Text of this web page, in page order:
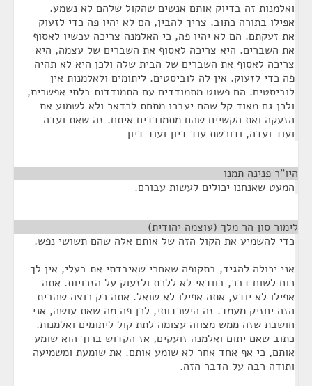
ואלמנות זה בדיוק אותם אנשים שהקול שלהם לא נשמע.
אפילו בתורה כתוב. צריך להבין, הם לא יהיו פה כדי לזעוק
את זעקתם. הם לא יהיו פה, כי האלמנה צריכה עכשיו לאסוף
את השברים. היא צריכה לאסוף את השברים של עצמה, היא
צריכה לאסוף את השברים של הבית שלה ולכן היא לא תהיה
פה כדי לזעוק. אין לה לוביסטים. ליתומים ולאלמנות אין
לוביסטים. הם פשוט מתמודדים עם התמודדות בלתי אפשרית,
ולכן גם מאוד קל שהם יעברו מתחת לרדאר ולא לשמוע את
הזעקה ואת הקשיים שהם מתמודדים איתם. זה שאת ועדה
ועוד ועדה, ודורשת עוד דיון ועוד דיון - - -
היו"ר פנינה תמנו
המעט שאנחנו יכולים לעשות עבורם.
לימור סון הר מלך (עוצמה יהודית)
כדי להשמיע את הקול הזה של אותם אלה שהם תשושי נפש.
אני יכולה להגיד, בתקופה שאחרי שאיבדתי את בעלי, אין לך
כוח לשום דבר, בוודאי לא ללכת ולזעוק על הזכויות. אתה
אפילו לא יודע, אתה אפילו לא שואל. אתה רק רוצה שהבית
הזה יחזיק מעמד. זה הישרדותי, לכן פה מה שאת עושה, אני
חושבת שזה ממש מצווה עצומה לתת קול ליתומים ואלמנות.
כתוב שאם יתום ואלמנה זועקים, אז הקדוש ברוך הוא שומע
אותם, כי אף אחד אחר לא שומע אותם. את שומעת ומשמיעה
ותודה רבה על הדבר הזה.